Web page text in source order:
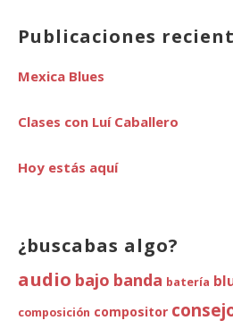
Publicaciones
Mexica Blues
Clases con Luí Caballero
Hoy estás aquí
¿buscabas algo?
audio bajo banda batería
composición compositor